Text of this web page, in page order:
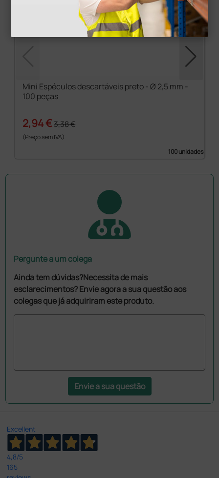
Mini Espéculos descartáveis preto - Ø 2,5 mm -
100 peças
2,94 €3,38 €
(Preço sem IVA)
100 unidades
Pergunte a um colega
Ainda tem dúvidas?Necessita de mais
esclarecimentos? Envie agora a sua questão aos
colegas que já adquiriram este produto.
Envie a sua questão
Excellent
4,8/5
165